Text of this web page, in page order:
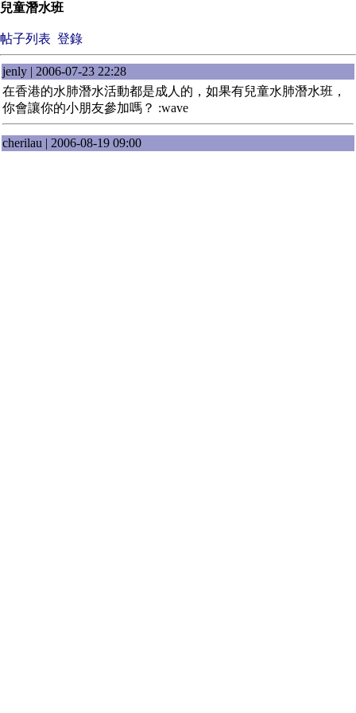
兒童潛水班
帖子列表 登錄
jenly | 2006-07-23 22:28
在香港的水肺潛水活動都是成人的，如果有兒童水肺潛水班，
你會讓你的小朋友參加嗎？ :wave
cherilau | 2006-08-19 09:00